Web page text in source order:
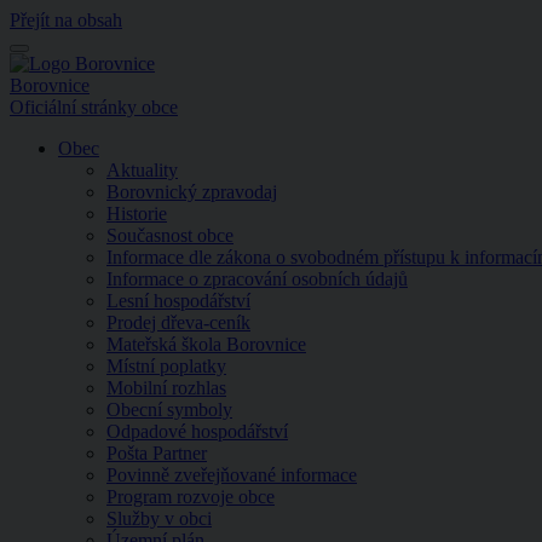
Přejít na obsah
Menu
Borovnice
Oficiální stránky obce
Obec
Aktuality
Borovnický zpravodaj
Historie
Současnost obce
Informace dle zákona o svobodném přístupu k
Informace o zpracování osobních údajů
Lesní hospodářství
Prodej dřeva-ceník
Mateřská škola Borovnice
Místní poplatky
Mobilní rozhlas
Obecní symboly
Odpadové hospodářství
Pošta Partner
Povinně zveřejňované informace
Program rozvoje obce
Služby v obci